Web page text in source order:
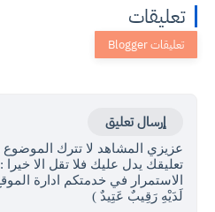
تعليقات
إرسال تعليق
عزيزي المشاهد لا تترك الموضوع
تعليقك يدل عليك فلا تقل الا
الاستمرار في خدمتكم ادارة
لَدَيْهِ رَقِيبٌ عَتِيدٌ )